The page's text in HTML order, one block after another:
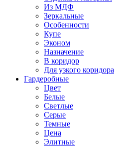
Из МДФ
Зеркальные
Особенности
Купе
Эконом
Назначение
В коридор
Для узкого коридора
Гардеробные
Цвет
Белые
Светлые
Серые
Темные
Цена
Элитные